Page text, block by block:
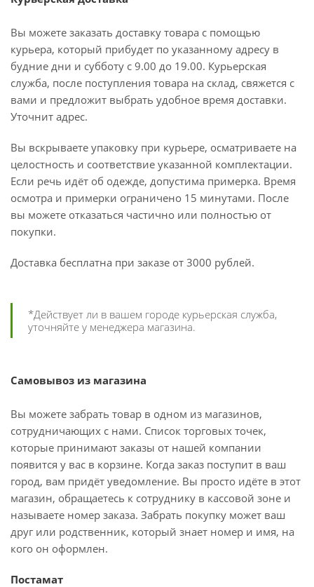
Вы можете заказать доставку товара с помощью
курьера, который прибудет по указанному адресу в
будние дни и субботу с 9.00 до 19.00. Курьерская
служба, после поступления товара на склад, свяжется с
вами и предложит выбрать удобное время доставки.
Уточнит адрес.
Вы вскрываете упаковку при курьере, осматриваете на
целостность и соответствие указанной комплектации.
Если речь идёт об одежде, допустима примерка. Время
осмотра и примерки ограничено 15 минутами. После
вы можете отказаться частично или полностью от
покупки.
Доставка бесплатна при заказе от 3000 рублей.
*Действует ли в вашем городе курьерская служба,
уточняйте у менеджера магазина.
Самовывоз из магазина
Вы можете забрать товар в одном из магазинов,
сотрудничающих с нами. Список торговых точек,
которые принимают заказы от нашей компании
появится у вас в корзине. Когда заказ поступит в ваш
город, вам придёт уведомление. Вы просто идёте в этот
магазин, обращаетесь к сотруднику в кассовой зоне и
называете номер заказа. Забрать покупку может ваш
друг или родственник, который знает номер и имя, на
кого он оформлен.
Постамат